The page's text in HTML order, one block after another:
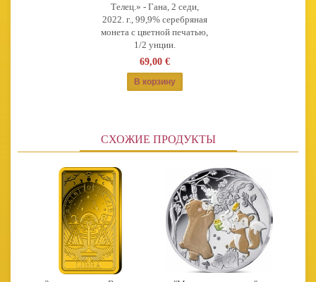
Телец.» - Гана, 2 седи,
2022. г., 99,9% серебряная
монета с цветной печатью,
1/2 унции.
69,00 €
СХОЖИЕ ПРОДУКТЫ